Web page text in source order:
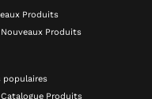
Produits
Nouveaux Produits
populaires
Catalogue Produits